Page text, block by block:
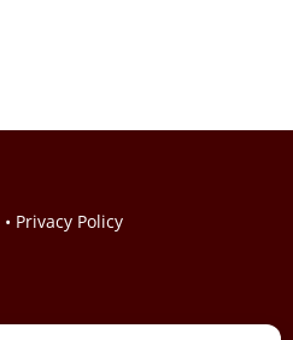
• Privacy Policy